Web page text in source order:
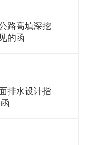
路高填深挖
的函
排水设计指